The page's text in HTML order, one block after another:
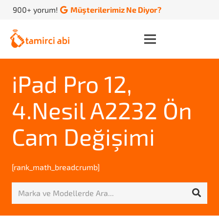
900+ yorum! Müşterilerimiz Ne Diyor?
iPad Pro 12,
4.Nesil A2232 Ön
Cam Değişimi
[rank_math_breadcrumb]